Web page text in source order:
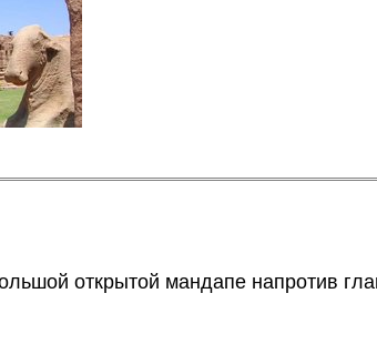
открытой мандапе напротив